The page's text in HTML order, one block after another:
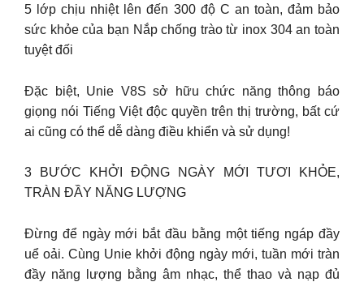
5 lớp chịu nhiệt lên đến 300 độ C an toàn, đảm bảo
sức khỏe của bạn Nắp chống trào từ inox 304 an toàn
tuyệt đối
Đặc biệt, Unie V8S sở hữu chức năng thông báo
giọng nói Tiếng Việt độc quyền trên thị trường, bất cứ
ai cũng có thể dễ dàng điều khiển và sử dụng!
3 BƯỚC KHỞI ĐỘNG NGÀY MỚI TƯƠI KHỎE,
TRÀN ĐẦY NĂNG LƯỢNG
Đừng để ngày mới bắt đầu bằng một tiếng ngáp đầy
uể oải. Cùng Unie khởi động ngày mới, tuần mới tràn
đầy năng lượng bằng âm nhạc, thể thao và nạp đủ